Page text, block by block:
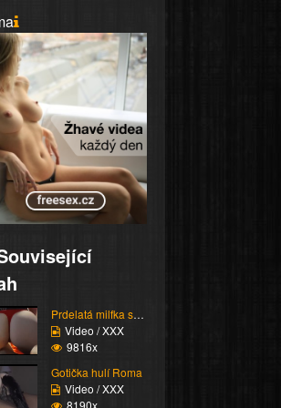
Prdelatá milfka si ose...
Video / XXX
9816x
Gotička hulí Roma
Video / XXX
8190x